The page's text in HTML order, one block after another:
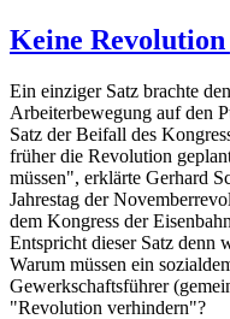
Keine
Ein einziger Satz brachte
Arbeiterbewegung auf den
Satz der Beifall des
früher die Revolution
müssen", erklärte Gerhard
Jahrestag der
dem Kongress der
Entspricht dieser Satz denn
Warum müssen ein
Gewerkschaftsführer
"Revolution verhindern"?